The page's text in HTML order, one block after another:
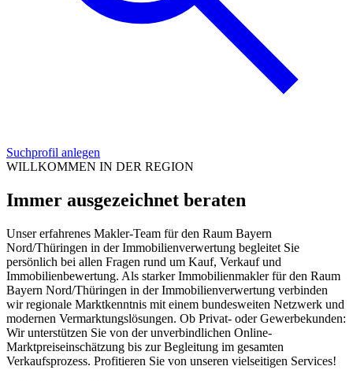
Suchprofil anlegen
WILLKOMMEN IN DER REGION
Immer ausgezeichnet beraten
Unser erfahrenes Makler-Team für den Raum Bayern
Nord/Thüringen in der Immobilienverwertung begleitet Sie
persönlich bei allen Fragen rund um Kauf, Verkauf und
Immobilienbewertung. Als starker Immobilienmakler für den Raum
Bayern Nord/Thüringen in der Immobilienverwertung verbinden
wir regionale Marktkenntnis mit einem bundesweiten Netzwerk und
modernen Vermarktungslösungen. Ob Privat- oder Gewerbekunden:
Wir unterstützen Sie von der unverbindlichen Online-
Marktpreiseinschätzung bis zur Begleitung im gesamten
Verkaufsprozess. Profitieren Sie von unseren vielseitigen Services!